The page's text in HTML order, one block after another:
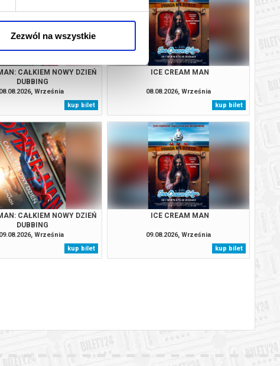
Zezwól na wszystkie
CAŁKIEM NOWY DZIEŃ
DUBBING
08.08.2026, Września
kup bilet
ICE CREAM MAN
08.08.2026, Września
kup bilet
CAŁKIEM NOWY DZIEŃ
DUBBING
09.08.2026, Września
kup bilet
ICE CREAM MAN
09.08.2026, Września
kup bilet